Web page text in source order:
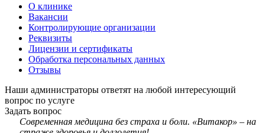
О клинике
Вакансии
Контролирующие организации
Реквизиты
Лицензии и сертификаты
Обработка персональных данных
Отзывы
Наши администраторы ответят на любой интересующий
вопрос по услуге
Задать вопрос
Современная медицина без страха и боли. «Витакор» – на